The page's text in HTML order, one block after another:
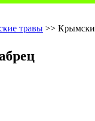
травы >>